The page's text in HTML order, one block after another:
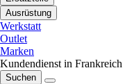
Ausrüstung
Werkstatt
Outlet
Marken
Kundendienst in Frankreich
Suchen